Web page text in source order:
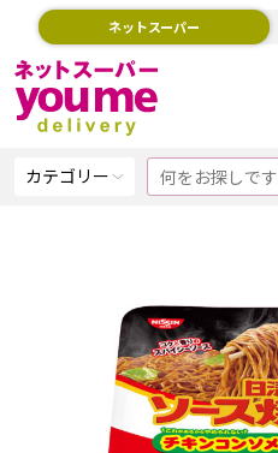
ネットスーパー
カテゴリー